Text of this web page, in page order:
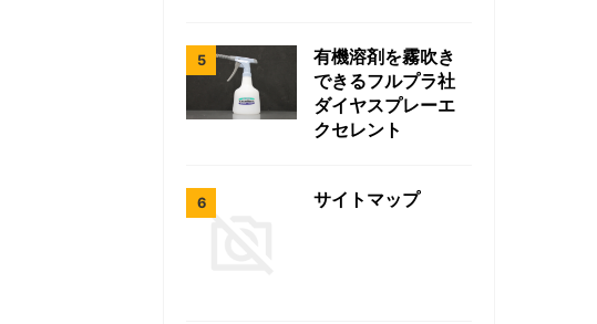
有機溶剤を霧吹き
できるフルプラ社
ダイヤスプレーエ
クセレント
サイトマップ